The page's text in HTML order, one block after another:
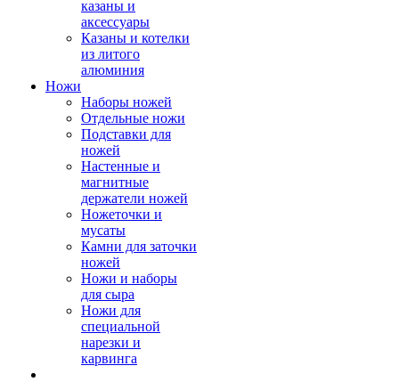
казаны и
аксессуары
Казаны и котелки
из литого
алюминия
Ножи
Наборы ножей
Отдельные ножи
Подставки для
ножей
Настенные и
магнитные
держатели ножей
Ножеточки и
мусаты
Камни для заточки
ножей
Ножи и наборы
для сыра
Ножи для
специальной
нарезки и
карвинга